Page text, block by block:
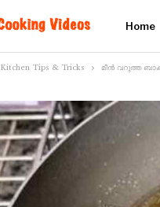
Home
Kitchen Tips & Tricks മീൻ വറുത്ത